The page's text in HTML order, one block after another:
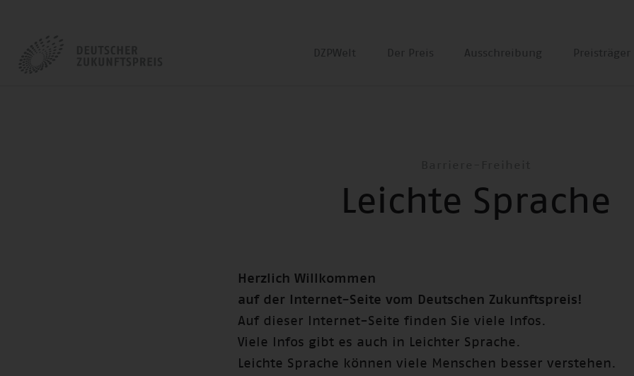
DZPWelt Der Preis Ausschreibung
Leichte Sprache
Herzlich Willkommen
auf der Internet-Seite vom Deutschen Zukunftspreis!
Auf dieser Internet-Seite finden Sie viele Infos.
Viele Infos gibt es auch in Leichter Sprache.
Leichte Sprache können viele Menschen besser verstehen.